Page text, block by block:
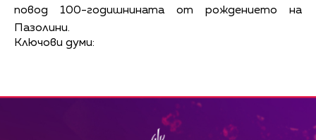
повод 100-годишнината от рождението на
Пазолини.
Ключови думи: